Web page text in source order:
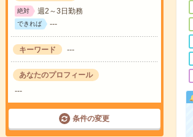
絶対 週2～3日勤務
できれば ---
キーワード ---
あなたのプロフィール
---
条件の変更